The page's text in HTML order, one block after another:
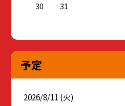
30
31
予定
2026/8/11 (火)